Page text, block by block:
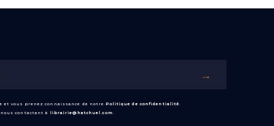
vous prenez connaissance de notre Politique de confidentialité.
contactant à
librairie@hatchuel.com.